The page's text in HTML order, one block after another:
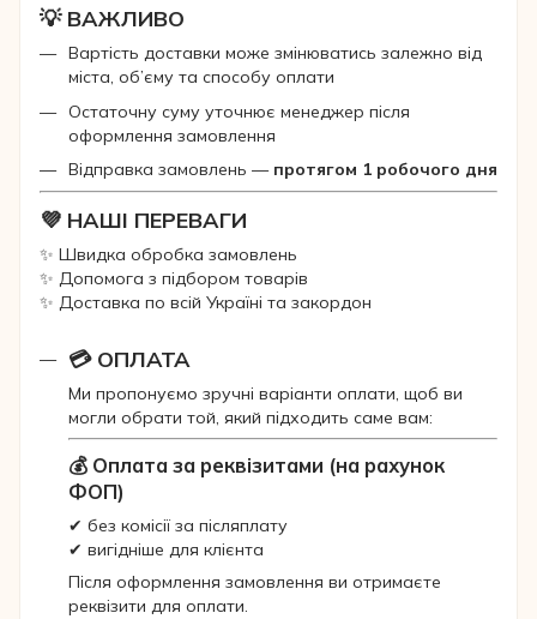
💡 ВАЖЛИВО
Вартість доставки може змінюватись залежно від
міста, об’єму та способу оплати
Остаточну суму уточнює менеджер після
оформлення замовлення
Відправка замовлень — протягом 1 робочого дня
💜 НАШІ ПЕРЕВАГИ
✨ Швидка обробка замовлень
✨ Допомога з підбором товарів
✨ Доставка по всій Україні та закордон
💳 ОПЛАТА
Ми пропонуємо зручні варіанти оплати, щоб ви
могли обрати той, який підходить саме вам:
💰 Оплата за реквізитами (на рахунок
ФОП)
✔ без комісії за післяплату
✔ вигідніше для клієнта
Після оформлення замовлення ви отримаєте
реквізити для оплати.